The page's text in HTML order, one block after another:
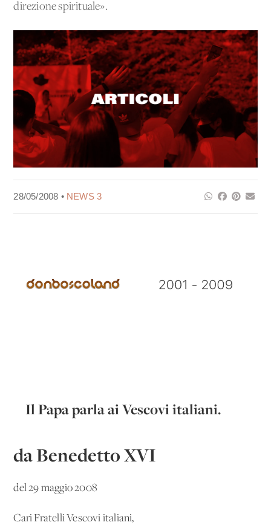
direzione spirituale».
28/05/2008 • NEWS 3
Il Papa parla ai Vescovi italiani.
da Benedetto XVI
del 29 maggio 2008
Cari Fratelli Vescovi italiani,